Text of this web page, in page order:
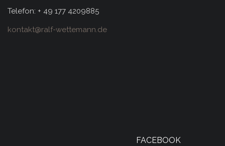
Telefon: + 49 177 4209885
kontakt@ralf-wettemann.de
FACEBOOK